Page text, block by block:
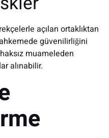
açılan ortaklıktan
güvenilirliğini
muameleden
alınabilir.